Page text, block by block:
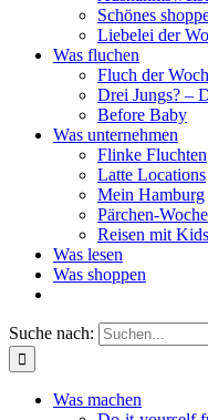
Schönes
Liebelei der
Was fluchen
Fluch der
Drei Jungs? –
Before Baby
Was unternehmen
Flinke Fluchten
Latte Locations
Mein Hamburg
Pärchen-
Reisen mit Kids
Was lesen
Was shoppen
Suche nach:
Was machen